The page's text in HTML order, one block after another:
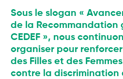
Sous le slogan «
de la Recommandation
CEDEF », nous
organiser pour
des Filles et des
contre la discrimination